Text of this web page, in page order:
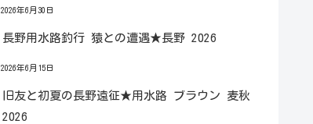
2026年6月30日
長野用水路釣行 猿との遭遇★長野 2026
2026年6月15日
旧友と初夏の長野遠征★用水路 ブラウン 麦秋
2026